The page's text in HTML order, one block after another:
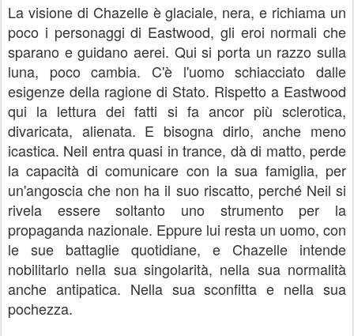
La visione di Chazelle è glaciale, nera, e richiama un
poco i personaggi di Eastwood, gli eroi normali che
sparano e guidano aerei. Qui si porta un razzo sulla
luna, poco cambia. C'è l'uomo schiacciato dalle
esigenze della ragione di Stato. Rispetto a Eastwood
qui la lettura dei fatti si fa ancor più sclerotica,
divaricata, alienata. E bisogna dirlo, anche meno
icastica. Neil entra quasi in trance, dà di matto, perde
la capacità di comunicare con la sua famiglia, per
un'angoscia che non ha il suo riscatto, perché Neil si
rivela essere soltanto uno strumento per la
propaganda nazionale. Eppure lui resta un uomo, con
le sue battaglie quotidiane, e Chazelle intende
nobilitarlo nella sua singolarità, nella sua normalità
anche antipatica. Nella sua sconfitta e nella sua
pochezza.